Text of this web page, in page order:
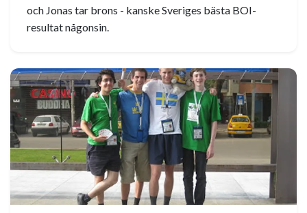
och Jonas tar brons - kanske Sveriges bästa BOI-
resultat någonsin.